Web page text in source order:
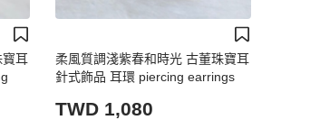
耳
柔風質調淺紫春和時光 古董珠寶耳
針式飾品 耳環 piercing earrings
TWD 1,080